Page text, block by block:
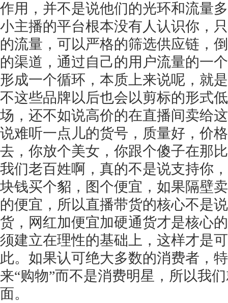
作用，并不是说他们的光环和流量
小主播的平台根本没有人认识你，
的流量，可以严格的筛选供应链，
的渠道，通过自己的用户流量的一
形成一个循环，本质上来说呢，就
不这些品牌以后也会以剪标的形式
场，还不如说高价的在直播间卖给
说难听一点儿的货号，质量好，价
去，你放个美女，你跟个傻子在那
我们老百姓啊，真的不是说支持你
块钱买个貂，图个便宜，如果隔壁
的便宜，所以直播带货的核心不是
货，网红加便宜加硬通货才是核心
须建立在理性的基础上，这样才是
此。如果认可绝大多数的消费者，
来“购物”而不是消费明星，所以我
面。